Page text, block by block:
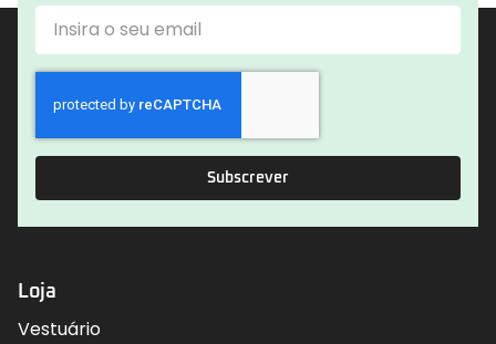
Subscrever
Loja
Vestuário